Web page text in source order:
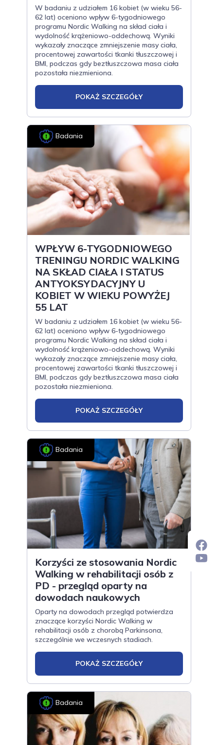
W badaniu z udziałem 16 kobiet (w wieku 56-
62 lat) oceniono wpływ 6-tygodniowego
programu Nordic Walking na skład ciała i
wydolność krążeniowo-oddechową. Wyniki
wykazały znaczące zmniejszenie masy ciała,
procentowej zawartości tkanki tłuszczowej i
BMI, podczas gdy beztłuszczowa masa ciała
pozostała niezmieniona.
POKAŻ SZCZEGÓŁY
Badania
WPŁYW 6-TYGODNIOWEGO
TRENINGU NORDIC WALKING
NA SKŁAD CIAŁA I STATUS
ANTYOKSYDACYJNY U
KOBIET W WIEKU POWYŻEJ
55 LAT
W badaniu z udziałem 16 kobiet (w wieku 56-
62 lat) oceniono wpływ 6-tygodniowego
programu Nordic Walking na skład ciała i
wydolność krążeniowo-oddechową. Wyniki
wykazały znaczące zmniejszenie masy ciała,
procentowej zawartości tkanki tłuszczowej i
BMI, podczas gdy beztłuszczowa masa ciała
pozostała niezmieniona.
POKAŻ SZCZEGÓŁY
Badania
Korzyści ze stosowania Nordic
Walking w rehabilitacji osób z
PD - przegląd oparty na
dowodach naukowych
Oparty na dowodach przegląd potwierdza
znaczące korzyści Nordic Walking w
rehabilitacji osób z chorobą Parkinsona,
szczególnie we wczesnych stadiach.
POKAŻ SZCZEGÓŁY
Badania